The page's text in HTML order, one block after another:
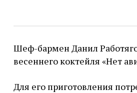
Шеф-бармен Данил
весеннего коктейля «Нет
Для его приготовления